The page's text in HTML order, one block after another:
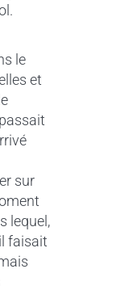
le
et
sur
lequel,
faisait